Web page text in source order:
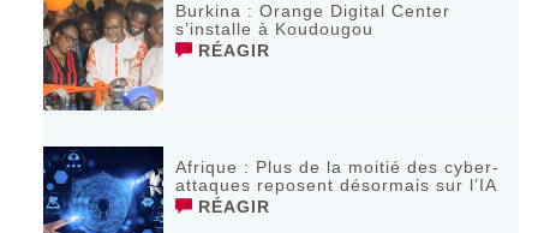
Burkina : Orange Digital Center
s’installe à Koudougou
RÉAGIR
Afrique : Plus de la moitié des cyber-
attaques reposent désormais sur l’IA
RÉAGIR